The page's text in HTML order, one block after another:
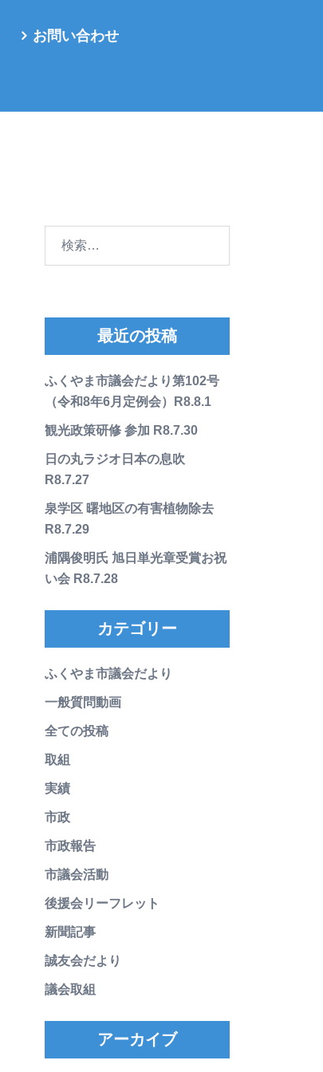
お問い合わせ
最近の投稿
ふくやま市議会だより第102号
（令和8年6月定例会）R8.8.1
観光政策研修 参加 R8.7.30
日の丸ラジオ日本の息吹
R8.7.27
泉学区 曙地区の有害植物除去
R8.7.29
浦隅俊明氏 旭日単光章受賞お祝
い会 R8.7.28
カテゴリー
ふくやま市議会だより
一般質問動画
全ての投稿
取組
実績
市政
市政報告
市議会活動
後援会リーフレット
新聞記事
誠友会だより
議会取組
アーカイブ